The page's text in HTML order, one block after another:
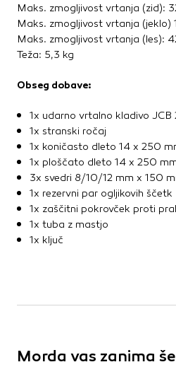
Maks. zmogljivost vrtanja (zid):
Maks. zmogljivost vrtanja (jeklo)
Maks. zmogljivost vrtanja (les):
Teža: 5,3 kg
Obseg dobave:
1x udarno vrtalno kladivo JCB
1x stranski ročaj
1x koničasto dleto 14 x 250
1x ploščato dleto 14 x 250
3x svedri 8/10/12 mm x 150
1x rezervni par ogljikovih ščetk
1x zaščitni pokrovček proti
1x tuba z mastjo
1x ključ
Morda vas zanima še